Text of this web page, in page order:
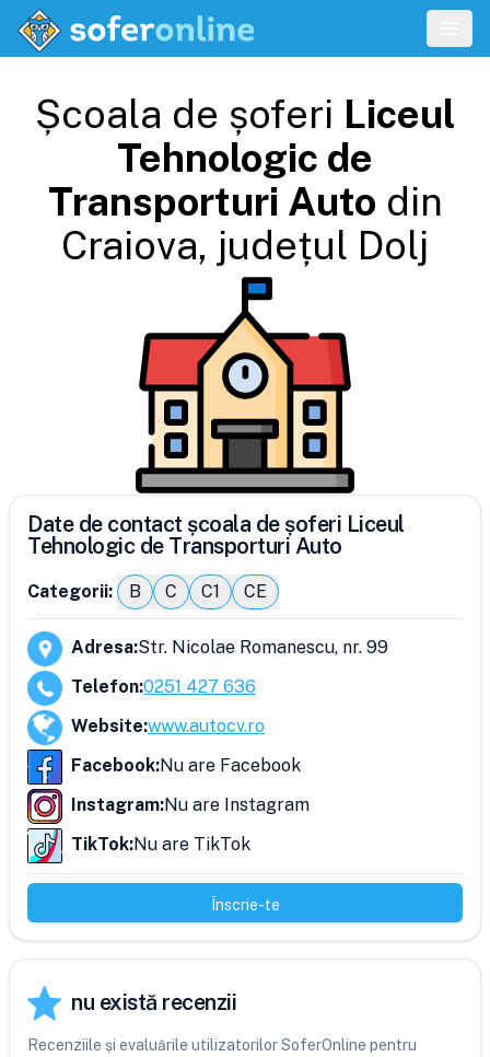
Școala de șoferi Liceul
Tehnologic de
Transporturi Auto din
Craiova, județul Dolj
Date de contact școala de șoferi Liceul
Tehnologic de Transporturi Auto
Categorii: B C C1 CE
Adresa:Str. Nicolae Romanescu, nr. 99
Telefon:0251 427 636
Website:www.autocv.ro
Facebook:Nu are Facebook
Instagram:Nu are Instagram
TikTok:Nu are TikTok
Înscrie-te
nu există recenzii
Recenziile și evaluările utilizatorilor SoferOnline pentru